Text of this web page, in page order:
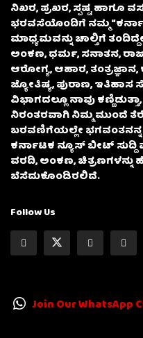
ನಿಖರ, ಪ್ರಖರ, ಸ್ಪಷ್ಟ ಹಾಗೂ
ಭರವಸೆಯೊಂದಿಗೆ ನಮ್ಮ
ಮಾಧ್ಯಮವನ್ನು ಚಾಲ್ತಿಗೆ
ಅಂಕಣ, ಧರ್ಮ, ಸನಾತನ,
ಆರೋಗ್ಯ, ಆಹಾರ, ತಂತ್ರಜ್ಞಾನ,
ಜ್ಯೋತಿಷ್ಯ, ಪುರಾಣ,
ವಿಭಾಗದಲ್ಲೂ ನಾವು
ನಿರಂತರವಾಗಿ ನಿಮ್ಮ ಮುಂದೆ
ಬರವಣಿಗೆಯಲ್ಲೇ ಭಗವಂತನನ್ನ
ಕರ್ನಾಟಕ ನ್ಯೂಸ್ ಬೀಟ್ ಸುದ್ದಿ
ವರದಿ, ಅಂಕಣ, ಚಿತ್ರಣಗಳನ್ನು
ಬೆಸೆದುಕೊಂಡಿರಲಿದೆ.
Follow Us
Join Our WhatsApp